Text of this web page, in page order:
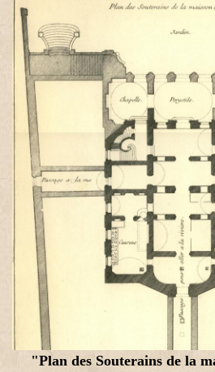
"Plan des Souterains de la